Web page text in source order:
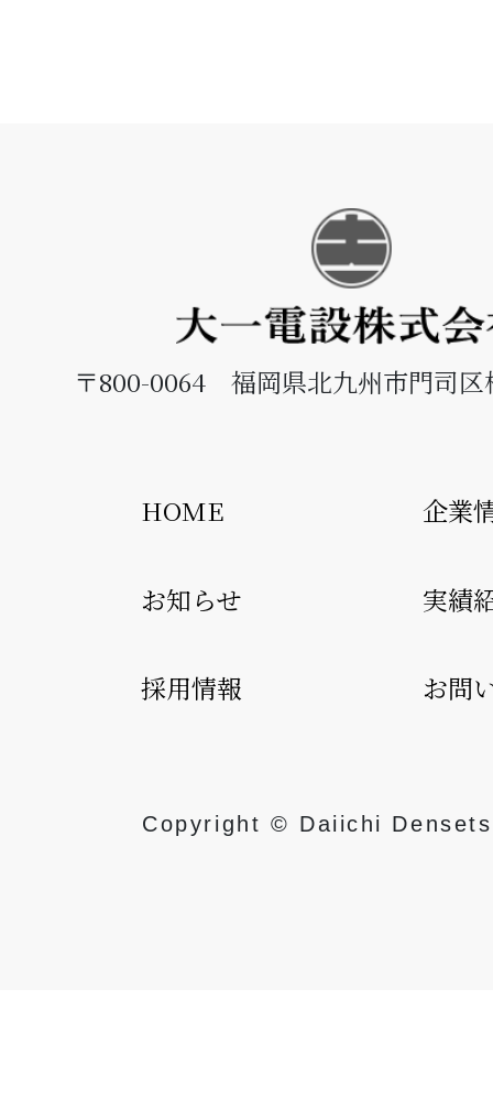
〒800-0064 福岡県北九州市門司区
HOME 企業
お知らせ 実績
採用情報 お問
Copyright ©︎ Daiichi